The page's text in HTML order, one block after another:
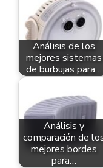
Análisis de los
mejores sistemas
de burbujas para…
Análisis y
comparación de
mejores bordes
para…